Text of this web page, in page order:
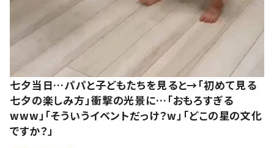
七夕当日…パパと子どもたちを見ると→「初めて見る
七夕の楽しみ方」衝撃の光景に…「おもろすぎる
www」「そういうイベントだっけ？w」「どこの星の文化
ですか？」